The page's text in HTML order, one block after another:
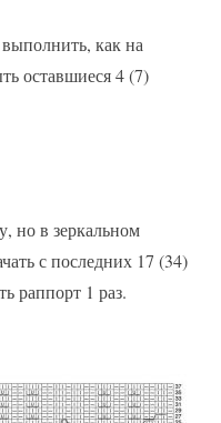
как на
оставшиеся 4 (7)
но в зеркальном
с последних 17 (34)
раппорт 1 раз.